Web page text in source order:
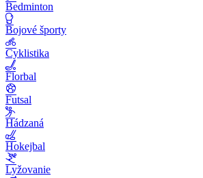
Bedminton
Bojové športy
Cyklistika
Florbal
Futsal
Hádzaná
Hokejbal
Lyžovanie